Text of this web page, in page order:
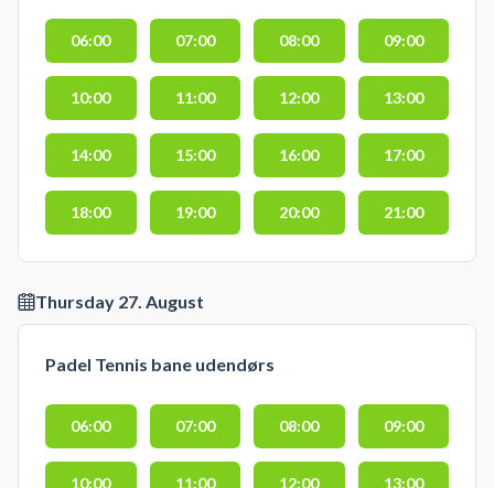
06:00 07:00 08:00 09:00
10:00 11:00 12:00 13:00
14:00 15:00 16:00 17:00
18:00 19:00 20:00 21:00
Thursday 27. August
Padel Tennis bane udendørs
06:00 07:00 08:00 09:00
10:00 11:00 12:00 13:00